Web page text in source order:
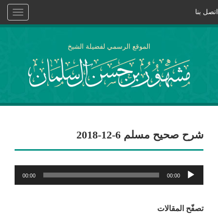
Toggle
اتصل بنا
الموقع الرسمي لفضيلة الشيخ
شرح صحيح مسلم 6-12-2018
مشغل
الصوت
00:00
00:00
تصفّح المقالات